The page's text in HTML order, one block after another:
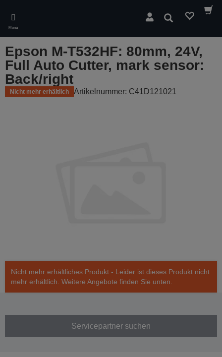
main
content
Menü
Suchen
Epson M-T532HF: 80mm, 24V,
Full Auto Cutter, mark sensor:
Back/right
Nicht mehr erhältlich Artikelnummer: C41D121021
Nicht mehr erhältliches Produkt - Leider ist dieses Produkt nicht
mehr erhältlich. Weitere Angebote finden Sie unten.
Servicepartner suchen